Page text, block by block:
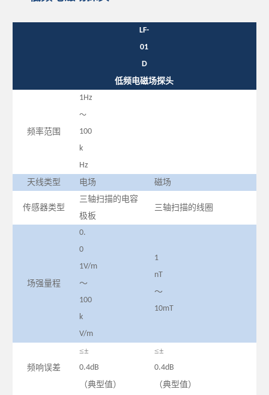
LF-
01
D
低频电磁场探头
频率范围
1Hz
～
100
k
Hz
天线类型
电场 磁场
传感器类型
三轴扫描的电容
极板
三轴扫描的线圈
场强量程
0.
0
1V/m
～
100
k
V/m
1
nT
～
10mT
频响误差
≤±
0.4dB
（典型值）
≤±
0.4dB
（典型值）